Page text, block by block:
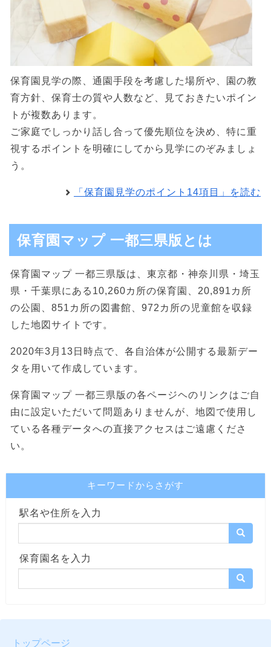
保育園見学の際、通園手段を考慮した場所や、園の教
育方針、保育士の質や人数など、見ておきたいポイン
トが複数あります。
ご家庭でしっかり話し合って優先順位を決め、特に重
視するポイントを明確にしてから見学にのぞみましょ
う。
「保育園見学のポイント14項目」を読む
保育園マップ 一都三県版とは
保育園マップ 一都三県版は、東京都・神奈川県・埼玉
県・千葉県にある10,260カ所の保育園、20,891カ所
の公園、851カ所の図書館、972カ所の児童館を収録
した地図サイトです。
2020年3月13日時点で、各自治体が公開する最新デー
タを用いて作成しています。
保育園マップ 一都三県版の各ページヘのリンクはご自
由に設定いただいて問題ありませんが、地図で使用し
ている各種データへの直接アクセスはご遠慮くださ
い。
キーワードからさがす
駅名や住所を入力
保育園名を入力
トップページ